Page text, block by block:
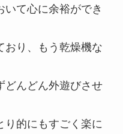
いて心に余裕ができ
おり、もう乾燥機な
どんどん外遊びさせ
り的にもすごく楽に